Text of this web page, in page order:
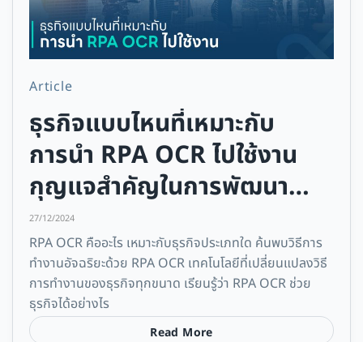
Article
ธุรกิจแบบไหนที่เหมาะกับ
การนำ RPA OCR ไปใช้งาน
กุญแจสำคัญในการพัฒนา
ธุรกิจของคุณ
27/12/2024
RPA OCR คืออะไร เหมาะกับธุรกิจประเภทใด ค้นพบวิธีการ
ทำงานอัจฉริยะด้วย RPA OCR เทคโนโลยีที่เปลี่ยนแปลงวิธี
การทำงานของธุรกิจทุกขนาด เรียนรู้ว่า RPA OCR ช่วย
ธุรกิจได้อย่างไร
Read More